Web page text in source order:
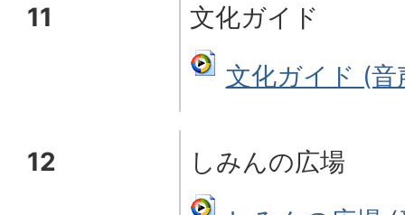
11
文化ガイド
文化ガイド (
12
しみんの広場